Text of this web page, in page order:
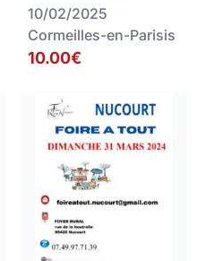
10/02/2025
Cormeilles-en-Parisis
10.00€